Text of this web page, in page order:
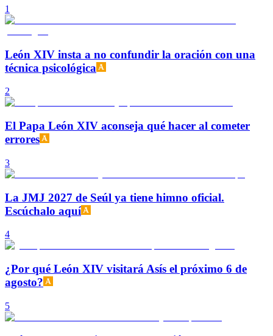
1
León XIV insta a no confundir la oración con una
técnica psicológica
2
El Papa León XIV aconseja qué hacer al cometer
errores
3
La JMJ 2027 de Seúl ya tiene himno oficial.
Escúchalo aquí
4
¿Por qué León XIV visitará Asís el próximo 6 de
agosto?
5